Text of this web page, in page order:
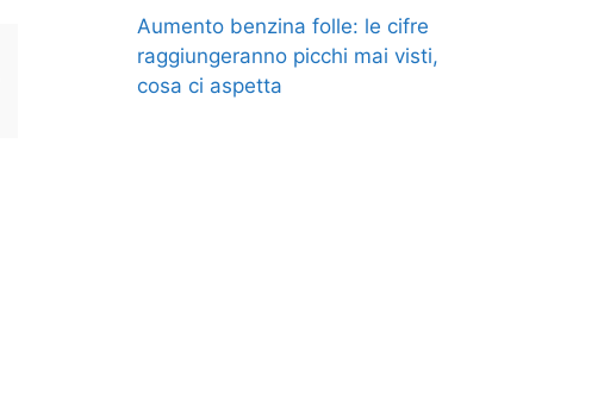
Aumento benzina folle: le cifre
raggiungeranno picchi mai visti,
cosa ci aspetta